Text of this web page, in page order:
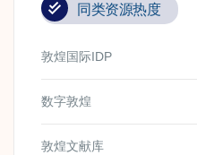
同类资源热度
敦煌国际IDP
数字敦煌
敦煌文献库